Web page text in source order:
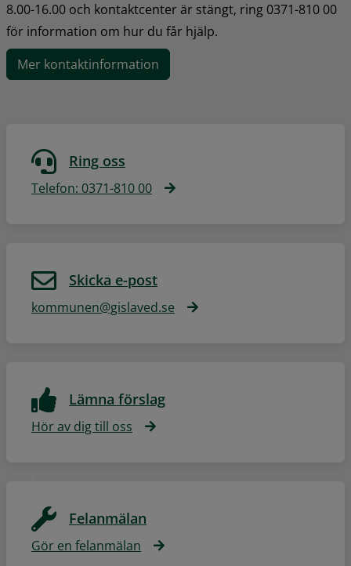
8.00-16.00 och kontaktcenter är stängt, ring 0371-810 00
för information om hur du får hjälp.
Mer kontaktinformation
Ring oss
Telefon: 0371-810 00
Skicka e-post
kommunen@gislaved.se
Lämna förslag
Hör av dig till oss
Felanmälan
Gör en felanmälan